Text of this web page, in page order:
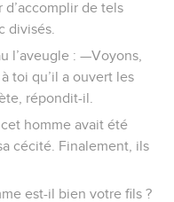
de tels
divisés.
l’aveugle : —Voyons,
toi qu’il a ouvert les
répondit-il.
homme avait été
cécité. Finalement, ils
est-il bien votre fils ?